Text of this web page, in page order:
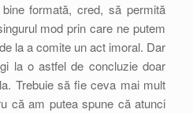
formată, cred, să permită
mod prin care ne putem
la a comite un act imoral. Dar
la o astfel de concluzie doar
Trebuie să fie ceva mai mult
că am putea spune că atunci